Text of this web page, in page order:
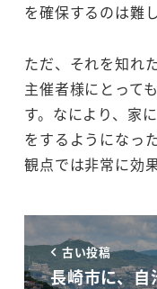
を確保するのは難
ただ、それを知れ
主催者様にとって
す。なにより、家
をするようになっ
観点では非常に効
古い投稿
長崎市に、